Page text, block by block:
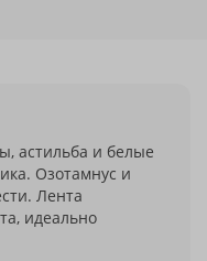
астильба и белые
Озотамнус и
Лента
идеально